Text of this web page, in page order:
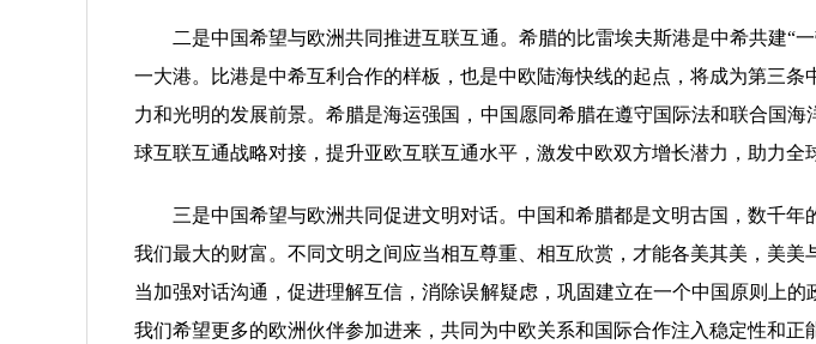
二是中国希望与欧洲共同推进互联互通。希腊的比雷埃夫斯港是中希共建“
一大港。比港是中希互利合作的样板，也是中欧陆海快线的起点，将成为第三
力和光明的发展前景。希腊是海运强国，中国愿同希腊在遵守国际法和联合国
球互联互通战略对接，提升亚欧互联互通水平，激发中欧双方增长潜力，助力全
三是中国希望与欧洲共同促进文明对话。中国和希腊都是文明古国，数千年
我们最大的财富。不同文明之间应当相互尊重、相互欣赏，才能各美其美，美
当加强对话沟通，促进理解互信，消除误解疑虑，巩固建立在一个中国原则上
我们希望更多的欧洲伙伴参加进来，共同为中欧关系和国际合作注入稳定性和正